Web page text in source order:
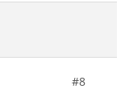
#8